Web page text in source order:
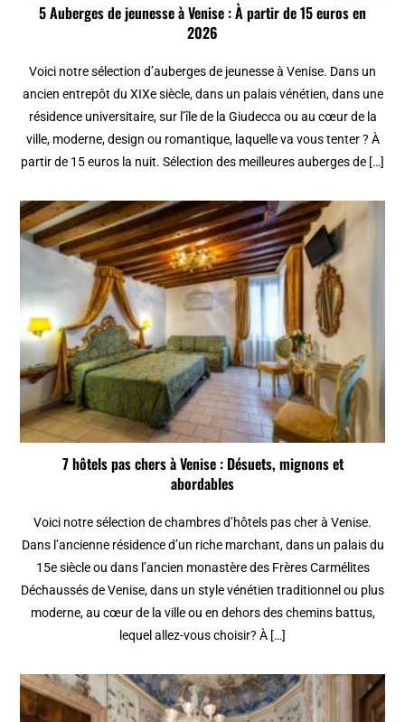
5 Auberges de jeunesse à Venise : À partir de 15 euros en
2026
Voici notre sélection d’auberges de jeunesse à Venise. Dans un
ancien entrepôt du XIXe siècle, dans un palais vénétien, dans une
résidence universitaire, sur l’île de la Giudecca ou au cœur de la
ville, moderne, design ou romantique, laquelle va vous tenter ? À
partir de 15 euros la nuit. Sélection des meilleures auberges de […]
7 hôtels pas chers à Venise : Désuets, mignons et
abordables
Voici notre sélection de chambres d’hôtels pas cher à Venise.
Dans l’ancienne résidence d’un riche marchant, dans un palais du
15e siècle ou dans l’ancien monastère des Frères Carmélites
Déchaussés de Venise, dans un style vénétien traditionnel ou plus
moderne, au cœur de la ville ou en dehors des chemins battus,
lequel allez-vous choisir? À […]